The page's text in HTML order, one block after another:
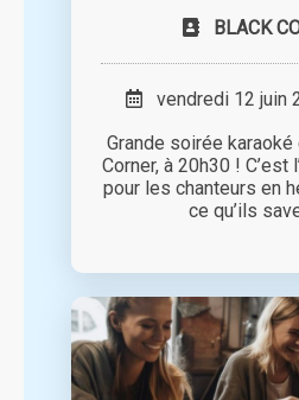
BLACK
vendredi 12 juin
Grande soirée
Corner, à 20h30 ! C’est
pour les chanteurs en
ce qu’ils